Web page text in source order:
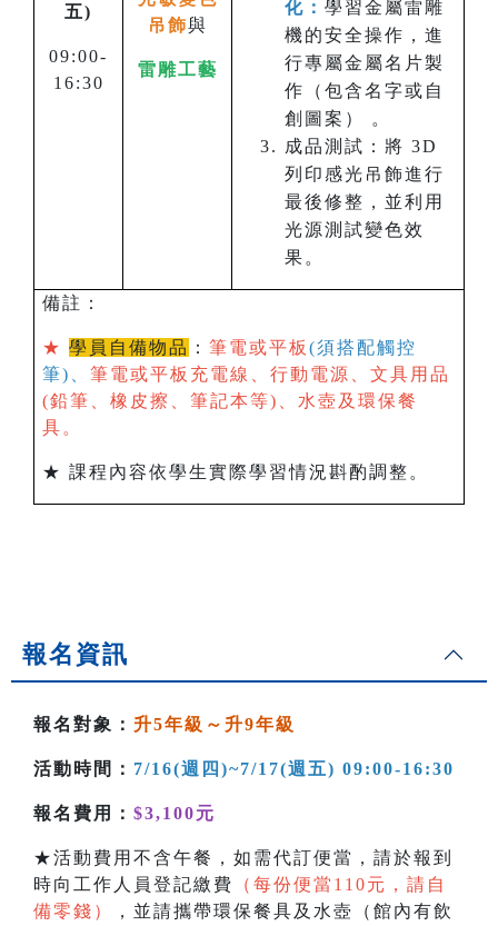
五)
09:00-
16:30
吊飾與
雷雕工藝
化： 學習金屬雷雕
機的安全操作，進
行專屬金屬名片製
作（包含名字或自
創圖案） 。
成品測試：將 3D
列印感光吊飾進行
最後修整，並利用
光源測試變色效
果。
備註：
★ 學員自備物品 ： 筆電或平板 (須搭配觸控
筆)、 筆電或平板充電線、行動電源、文具用品
(鉛筆、橡皮擦、筆記本等)、水壺及環保餐
具。
★ 課程內容依學生實際學習情況斟酌調整。
報名資訊
報名對象： 升5年級～升9年級
活動時間： 7/16(週四)~7/17(週五) 09:00-16:30
報名費用： $3,100元
★活動費用不含午餐，如需代訂便當，請於報到
時向工作人員登記繳費
（每份便當110元，請自
備零錢）
，並請攜帶環保餐具及水壺（館內有飲